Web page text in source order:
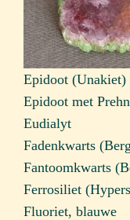
Epidoot (Unakiet)
Epidoot met
Eudialyt
Fadenkwarts
Fantoomkwarts
Ferrosiliet
Fluoriet, blauwe